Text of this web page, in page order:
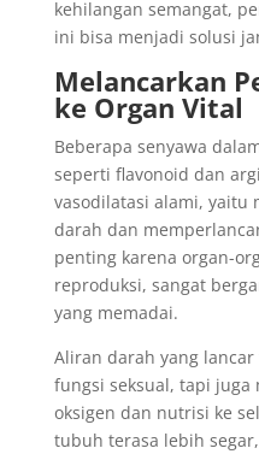
kehilangan semangat,
ini bisa menjadi solusi
Melancarkan
ke Organ Vital
Beberapa senyawa
seperti flavonoid dan
vasodilatasi alami, yaitu
darah dan
penting karena organ-
reproduksi, sangat
yang memadai.
Aliran darah yang
fungsi seksual, tapi
oksigen dan nutrisi ke
tubuh terasa lebih